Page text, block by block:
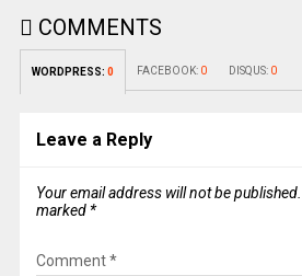
COMMENTS
WORDPRESS: 0 FACEBOOK: 0 DISQUS: 0
Leave a Reply
Your email address will not be published.
marked *
Comment*